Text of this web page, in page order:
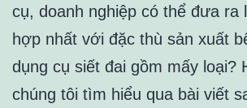
cụ, doanh nghiệp có thể đưa ra
hợp nhất với đặc thù sản xuất
dụng cụ siết đai gồm mấy loại?
chúng tôi tìm hiểu qua bài viết